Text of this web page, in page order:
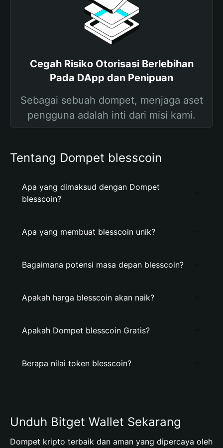
Cegah Risiko Otorisasi Berlebihan
Pada DApp dan Penipuan
Sebagai sebuah dompet, menjaga aset
pengguna adalah inti dari misi kami.
Tentang Dompet blesscoin
Apa yang dimaksud dengan Dompet
blesscoin?
Apa yang membuat blesscoin unik?
Bagaimana potensi masa depan blesscoin?
Apakah harga blesscoin akan naik?
Apakah Dompet blesscoin Gratis?
Berapa nilai token blesscoin?
Unduh Bitget Wallet Sekarang
Dompet kripto terbaik dan aman yang dipercaya oleh